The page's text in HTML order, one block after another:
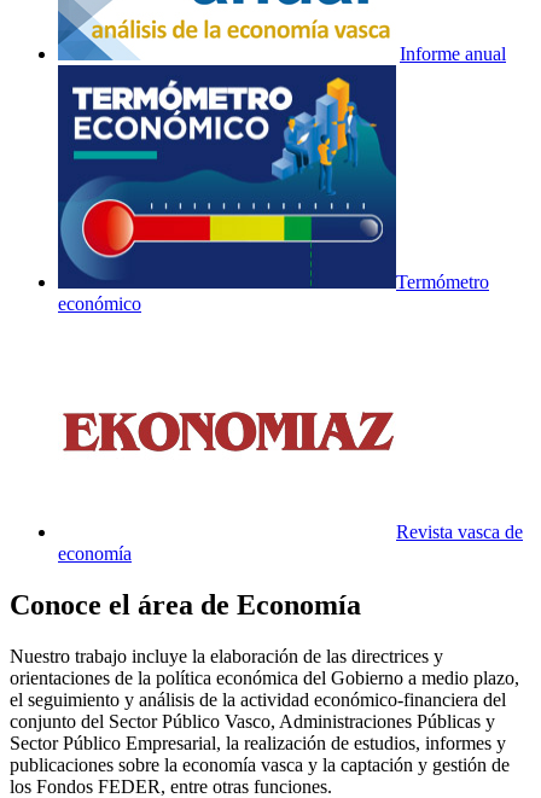
Informe anual
Termómetro
económico
Revista vasca de
economía
Conoce el área de Economía
Nuestro trabajo incluye la elaboración de las directrices y
orientaciones de la política económica del Gobierno a medio plazo,
el seguimiento y análisis de la actividad económico-financiera del
conjunto del Sector Público Vasco, Administraciones Públicas y
Sector Público Empresarial, la realización de estudios, informes y
publicaciones sobre la economía vasca y la captación y gestión de
los Fondos FEDER, entre otras funciones.